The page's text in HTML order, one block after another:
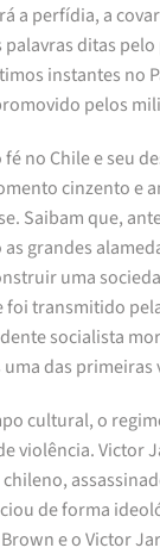
a perfídia, a
ditas
instantes no
pelos
fé no Chile e seu
cinzento e
Saibam que,
grandes
uma
foi transmitido
socialista
uma das
cultural, o
violência. Victor
de forma
e o Victor